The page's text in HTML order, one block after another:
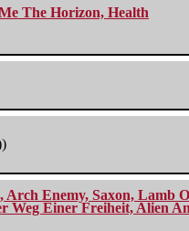
The Horizon, Health
Arch Enemy, Saxon,
Weg Einer Freiheit, Alien